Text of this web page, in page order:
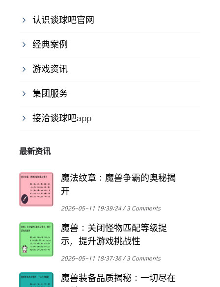
认识谈球吧官网
经典案例
游戏资讯
集团服务
接洽谈球吧app
最新资讯
魔法纹章：魔兽争霸的奥秘揭
开
2026-05-11 19:39:24 3 Comments
魔兽：关闭怪物匹配等级提
示，提升游戏挑战性
2026-05-11 18:37:36 3 Comments
魔兽装备品质揭秘：一切尽在